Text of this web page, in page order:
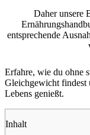
Daher unsere
entsprechende
Erfahre, wie du ohne
Gleichgewicht findest
Lebens genießt.
Inhalt